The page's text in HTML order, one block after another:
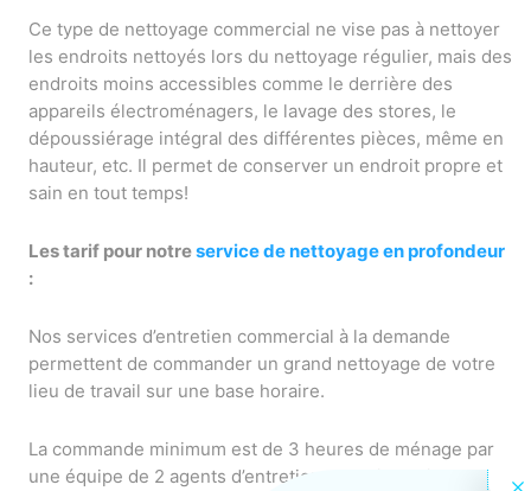
Ce type de nettoyage commercial ne vise pas à nettoyer
les endroits nettoyés lors du nettoyage régulier, mais des
endroits moins accessibles comme le derrière des
appareils électroménagers, le lavage des stores, le
dépoussiérage intégral des différentes pièces, même en
hauteur, etc. Il permet de conserver un endroit propre et
sain en tout temps!
Les tarif pour notreservice de nettoyage en profondeur
:
Nos services d’entretien commercial à la demande
permettent de commander un grand nettoyage de votre
lieu de travail sur une base horaire.
La commande minimum est de 3 heures de ménage par
une équipe de 2 agents d’entretien, ce qui convient pour